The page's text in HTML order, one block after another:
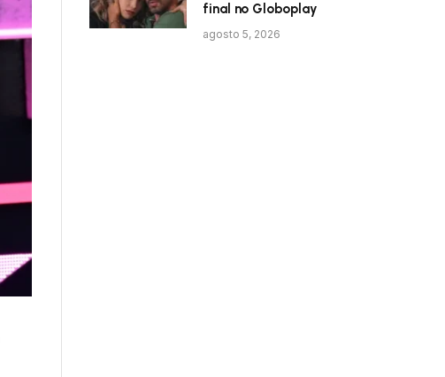
final no Globoplay
agosto 5, 2026